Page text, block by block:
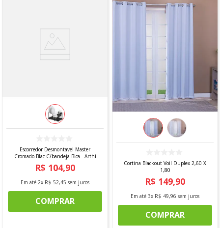
Escorredor Desmontavel Master
Cromado Blac C/bandeja Bica - Arthi
R$ 104,90
Em até 2x R$ 52,45 sem juros
COMPRAR
Cortina Blackout Voil Duplex 2,60 X
1,80
R$ 149,90
Em até 3x R$ 49,96 sem juros
COMPRAR